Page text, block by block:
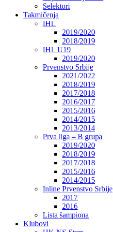
Selektori
Takmičenja
IHL
2019/2020
2018/2019
IHL U19
2019/2020
Prvenstvo Srbije
2021/2022
2018/2019
2017/2018
2016/2017
2015/2016
2014/2015
2013/2014
Prva liga – B grupa
2019/2020
2018/2019
2017/2018
2015/2016
2014/2015
Inline Prvenstvo Srbije
2017
2016
Lista šampiona
Klubovi